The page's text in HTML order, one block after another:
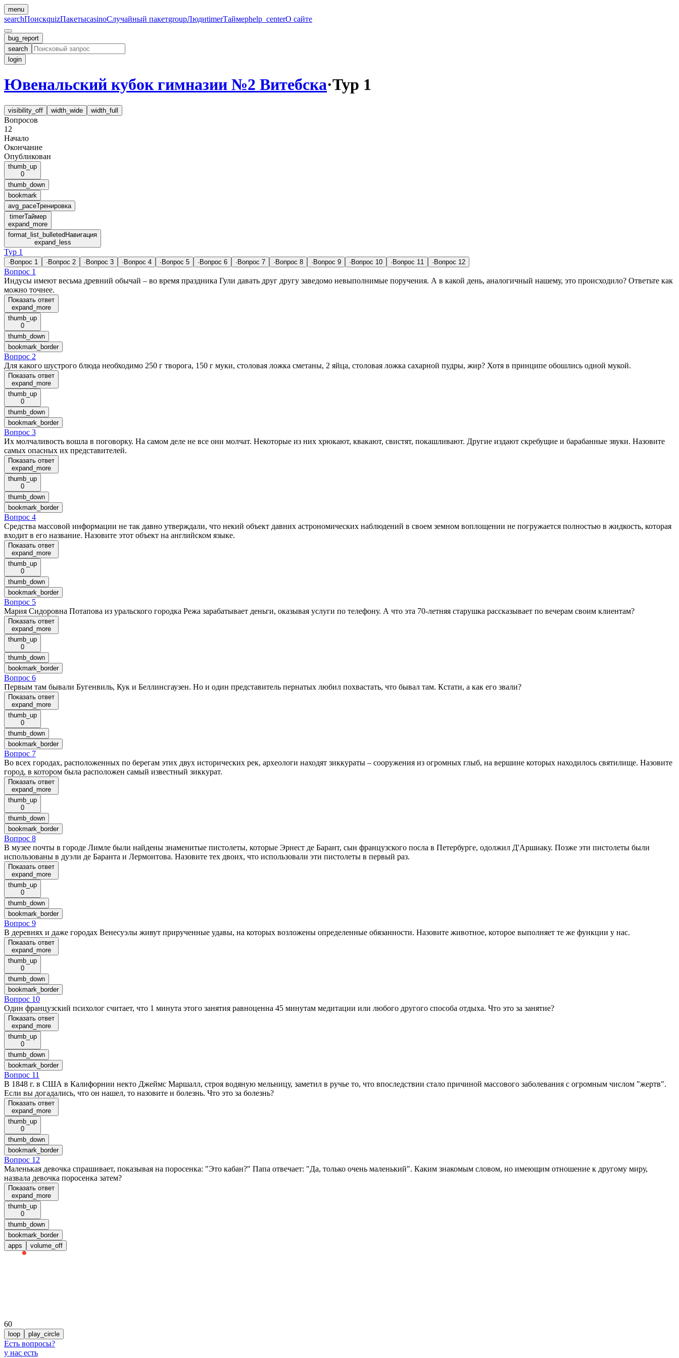
menu
searchПоискquizПакетыcasinoСлучайный пакетgroupЛюдиtimerТаймерhelp_centerО сайте
bug_report
search
login
Ювенальский кубок гимназии №2 Витебска·Тур 1
visibility_off width_wide width_full
Вопросов
12
Начало
Окончание
Опубликован
thumb_up
0
thumb_down
bookmark
avg_paceТренировка
timerТаймер
expand_more
format_list_bulleted Навигация
expand_less
Тур 1
· Вопрос 1 · Вопрос 2 · Вопрос 3 · Вопрос 4 · Вопрос 5 · Вопрос 6 · Вопрос 7 · Вопрос 8 · Вопрос 9 · Вопрос 10 · Вопрос 11 · Вопрос 12
Вопрос 1
Индусы имеют весьма древний обычай – во время праздника Гули давать друг другу заведомо невыполнимые поручения. А в какой день, аналогичный нашему, это происходило? Ответьте как
можно точнее.
Показать ответ
expand_more
thumb_up
0
thumb_down
bookmark_border
Вопрос 2
Для какого шустрого блюда необходимо 250 г творога, 150 г муки, столовая ложка сметаны, 2 яйца, столовая ложка сахарной пудры, жир? Хотя в принципе обошлись одной мукой.
Показать ответ
expand_more
thumb_up
0
thumb_down
bookmark_border
Вопрос 3
Их молчаливость вошла в поговорку. На самом деле не все они молчат. Некоторые из них хрюкают, квакают, свистят, покашливают. Другие издают скребущие и барабанные звуки. Назовите
самых опасных их представителей.
Показать ответ
expand_more
thumb_up
0
thumb_down
bookmark_border
Вопрос 4
Средства массовой информации не так давно утверждали, что некий объект давних астрономических наблюдений в своем земном воплощении не погружается полностью в жидкость, которая
входит в его название. Назовите этот объект на английском языке.
Показать ответ
expand_more
thumb_up
0
thumb_down
bookmark_border
Вопрос 5
Мария Сидоровна Потапова из уральского городка Режа зарабатывает деньги, оказывая услуги по телефону. А что эта 70-летняя старушка рассказывает по вечерам своим клиентам?
Показать ответ
expand_more
thumb_up
0
thumb_down
bookmark_border
Вопрос 6
Первым там бывали Бугенвиль, Кук и Беллинсгаузен. Но и один представитель пернатых любил похвастать, что бывал там. Кстати, а как его звали?
Показать ответ
expand_more
thumb_up
0
thumb_down
bookmark_border
Вопрос 7
Во всех городах, расположенных по берегам этих двух исторических рек, археологи находят зиккураты – сооружения из огромных глыб, на вершине которых находилось святилище. Назовите
город, в котором была расположен самый известный зиккурат.
Показать ответ
expand_more
thumb_up
0
thumb_down
bookmark_border
Вопрос 8
В музее почты в городе Лимле были найдены знаменитые пистолеты, которые Эрнест де Барант, сын французского посла в Петербурге, одолжил Д'Аршиаку. Позже эти пистолеты были
использованы в дуэли де Баранта и Лермонтова. Назовите тех двоих, что использовали эти пистолеты в первый раз.
Показать ответ
expand_more
thumb_up
0
thumb_down
bookmark_border
Вопрос 9
В деревнях и даже городах Венесуэлы живут прирученные удавы, на которых возложены определенные обязанности. Назовите животное, которое выполняет те же функции у нас.
Показать ответ
expand_more
thumb_up
0
thumb_down
bookmark_border
Вопрос 10
Один французский психолог считает, что 1 минута этого занятия равноценна 45 минутам медитации или любого другого способа отдыха. Что это за занятие?
Показать ответ
expand_more
thumb_up
0
thumb_down
bookmark_border
Вопрос 11
В 1848 г. в США в Калифорнии некто Джеймс Маршалл, строя водяную мельницу, заметил в ручье то, что впоследствии стало причиной массового заболевания с огромным числом "жертв".
Если вы догадались, что он нашел, то назовите и болезнь. Что это за болезнь?
Показать ответ
expand_more
thumb_up
0
thumb_down
bookmark_border
Вопрос 12
Маленькая девочка спрашивает, показывая на поросенка: "Это кабан?" Папа отвечает: "Да, только очень маленький". Каким знакомым словом, но имеющим отношение к другому миру,
назвала девочка поросенка затем?
Показать ответ
expand_more
thumb_up
0
thumb_down
bookmark_border
apps
volume_off
60
loop play_circle
Есть вопросы?
у нас есть